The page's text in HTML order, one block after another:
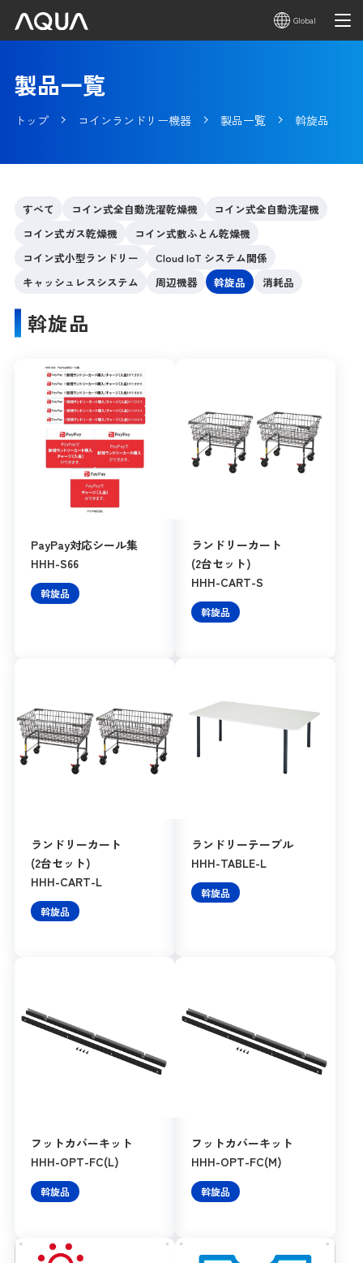
Global
製品一覧
トップ コインランドリー機器 製品一覧 斡旋品
すべて コイン式全自動洗濯乾燥機
コイン式全自動洗濯機
コイン式ガス乾燥機
コイン式敷ふとん乾燥機
コイン式小型ランドリー
Cloud IoT システム関係
キャッシュレスシステム
周辺機器 斡旋品 消耗品
斡旋品
PayPay対応シール集
HHH-S66
斡旋品
ランドリーカート
(2台セット)
HHH-CART-S
斡旋品
ランドリーカート
(2台セット)
HHH-CART-L
斡旋品
ランドリーテーブル
HHH-TABLE-L
斡旋品
フットカバーキット
HHH-OPT-FC(L)
斡旋品
フットカバーキット
HHH-OPT-FC(M)
斡旋品